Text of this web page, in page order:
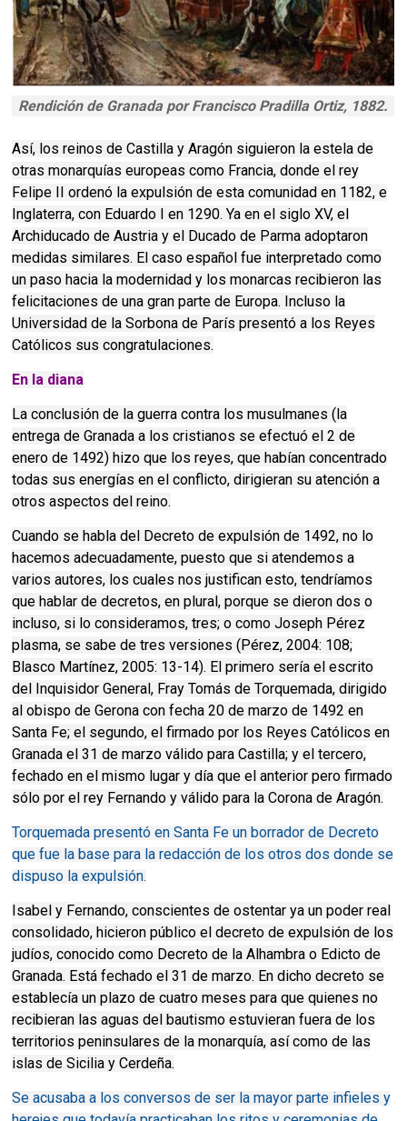
Rendición de Granada por Francisco Pradilla Ortiz, 1882.
Así, los reinos de Castilla y Aragón siguieron la estela de
otras monarquías europeas como Francia, donde el rey
Felipe II ordenó la expulsión de esta comunidad en 1182, e
Inglaterra, con Eduardo I en 1290. Ya en el siglo XV, el
Archiducado de Austria y el Ducado de Parma adoptaron
medidas similares. El caso español fue interpretado como
un paso hacia la modernidad y los monarcas recibieron las
felicitaciones de una gran parte de Europa. Incluso la
Universidad de la Sorbona de París presentó a los Reyes
Católicos sus congratulaciones.
En la diana
La conclusión de la guerra contra los musulmanes (la
entrega de Granada a los cristianos se efectuó el 2 de
enero de 1492) hizo que los reyes, que habían concentrado
todas sus energías en el conflicto, dirigieran su atención a
otros aspectos del reino.
Cuando se habla del Decreto de expulsión de 1492, no lo
hacemos adecuadamente, puesto que si atendemos a
varios autores, los cuales nos justifican esto, tendríamos
que hablar de decretos, en plural, porque se dieron dos o
incluso, si lo consideramos, tres; o como Joseph Pérez
plasma, se sabe de tres versiones (Pérez, 2004: 108;
Blasco Martínez, 2005: 13-14). El primero sería el escrito
del Inquisidor General, Fray Tomás de Torquemada, dirigido
al obispo de Gerona con fecha 20 de marzo de 1492 en
Santa Fe; el segundo, el firmado por los Reyes Católicos en
Granada el 31 de marzo válido para Castilla; y el tercero,
fechado en el mismo lugar y día que el anterior pero firmado
sólo por el rey Fernando y válido para la Corona de Aragón.
Torquemada presentó en Santa Fe un borrador de Decreto
que fue la base para la redacción de los otros dos donde se
dispuso la expulsión.
Isabel y Fernando, conscientes de ostentar ya un poder real
consolidado, hicieron público el decreto de expulsión de los
judíos, conocido como Decreto de la Alhambra o Edicto de
Granada. Está fechado el 31 de marzo. En dicho decreto se
establecía un plazo de cuatro meses para que quienes no
recibieran las aguas del bautismo estuvieran fuera de los
territorios peninsulares de la monarquía, así como de las
islas de Sicilia y Cerdeña.
Se acusaba a los conversos de ser la mayor parte infieles y